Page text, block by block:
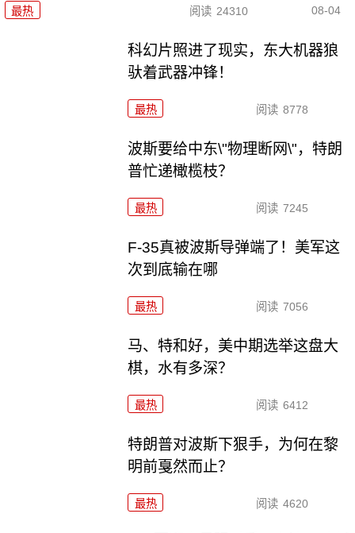
最热 阅读 24310 08-04
科幻片照进了现实，东大机器狼
驮着武器冲锋！
最热 阅读 8778
波斯要给中东\"物理断网\"，特朗
普忙递橄榄枝？
最热 阅读 7245
F-35真被波斯导弹端了！美军这
次到底输在哪
最热 阅读 7056
马、特和好，美中期选举这盘大
棋，水有多深？
最热 阅读 6412
特朗普对波斯下狠手，为何在黎
明前戛然而止？
最热 阅读 4620